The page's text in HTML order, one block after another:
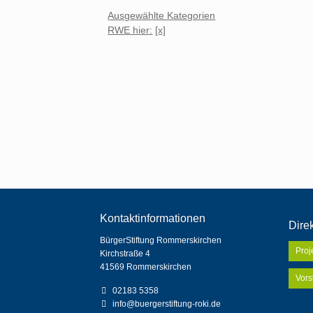
Ausgewählte Kategorien
RWE hier: [x]
Kontaktinformationen
BürgerStiftung Rommerskirchen
Kirchstraße 4
41569 Rommerskirchen
02183 5358
info@buergerstiftung-roki.de